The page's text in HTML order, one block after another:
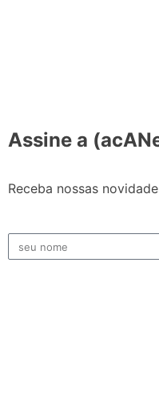
Assine a
Receba nossas